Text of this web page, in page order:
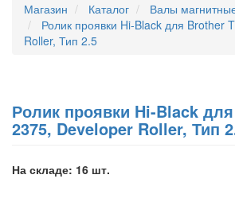
Магазин Каталог Валы
Ролик проявки Hi-Black для Brother
Roller, Тип 2.5
Ролик проявки Hi-Black
2375, Developer Roller, Тип
На складе: 16 шт.